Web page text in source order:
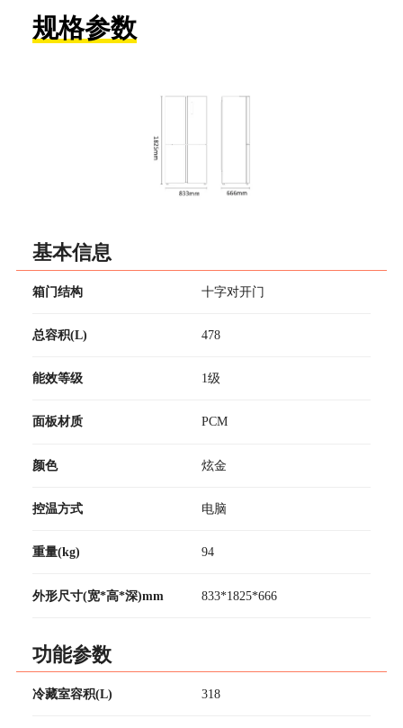
规格参数
基本信息
箱门结构 十字对开门
总容积(L) 478
能效等级 1级
面板材质 PCM
颜色 炫金
控温方式 电脑
重量(kg) 94
外形尺寸(宽*高*深)mm 833*1825*666
功能参数
冷藏室容积(L) 318